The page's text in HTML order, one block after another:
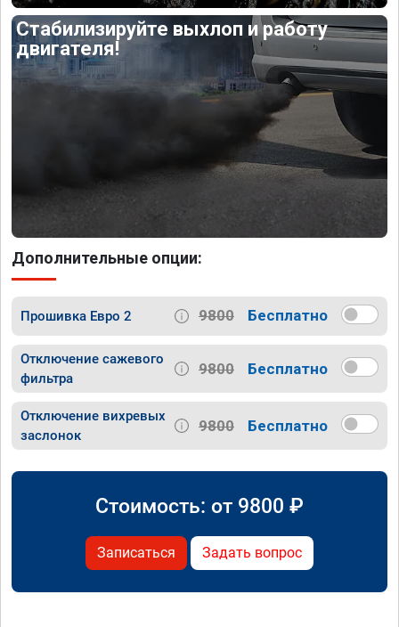
Стабилизируйте выхлоп и работу
двигателя!
Дополнительные опции:
Прошивка Евро 2 9800 Бесплатно
Отключение сажевого
фильтра
9800 Бесплатно
Отключение вихревых
заслонок
9800 Бесплатно
Стоимость: от 9800 ₽
Записаться Задать вопрос